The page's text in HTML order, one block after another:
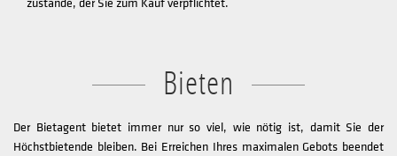
Bieten
Der Bietagent bietet immer nur so viel, wie nötig ist, damit Sie der
Höchstbietende bleiben. Bei Erreichen Ihres maximalen Gebots beendet